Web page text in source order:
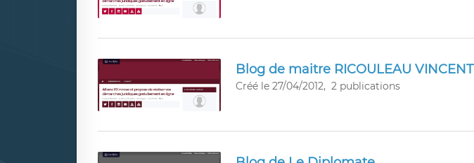
Blog de maitre RICOULEAU VINCENT
Créé le 27/04/2012, 2 publications